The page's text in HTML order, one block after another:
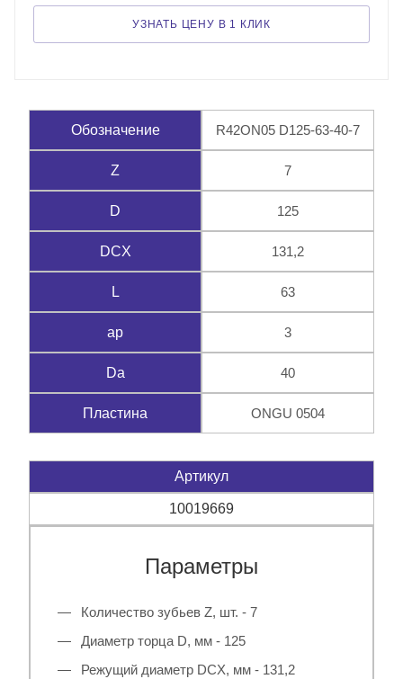
УЗНАТЬ ЦЕНУ В 1 КЛИК
Обозначение R42ON05 D125-63-40-7
Z 7
D 125
DCX 131,2
L 63
ap 3
Da 40
Пластина ONGU 0504
Артикул
10019669
Параметры
Количество зубьев Z, шт. - 7
Диаметр торца D, мм - 125
Режущий диаметр DCX, мм - 131,2